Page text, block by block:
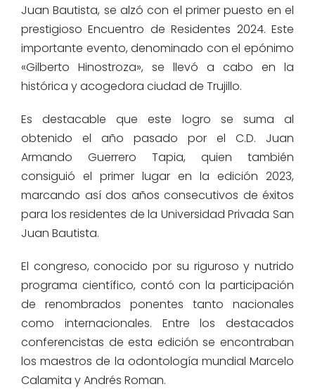
Juan Bautista, se alzó con el primer puesto en el
prestigioso Encuentro de Residentes 2024. Este
importante evento, denominado con el epónimo
«Gilberto Hinostroza», se llevó a cabo en la
histórica y acogedora ciudad de Trujillo.
Es destacable que este logro se suma al
obtenido el año pasado por el C.D. Juan
Armando Guerrero Tapia, quien también
consiguió el primer lugar en la edición 2023,
marcando así dos años consecutivos de éxitos
para los residentes de la Universidad Privada San
Juan Bautista.
El congreso, conocido por su riguroso y nutrido
programa científico, contó con la participación
de renombrados ponentes tanto nacionales
como internacionales. Entre los destacados
conferencistas de esta edición se encontraban
los maestros de la odontología mundial Marcelo
Calamita y Andrés Roman.